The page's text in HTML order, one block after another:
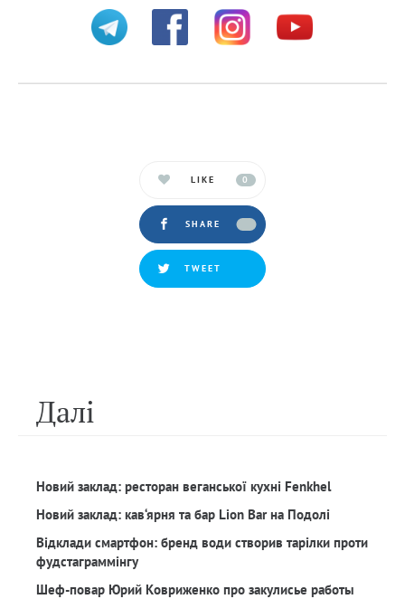
LIKE 0
SHARE
TWEET
Далi
Новий заклад: ресторан веганської кухні Fenkhel
Новий заклад: кав‘ярня та бар Lion Bar на Подолі
Відклади смартфон: бренд води створив тарілки проти
фудстаграммінгу
Шеф-повар Юрий Ковриженко про закулисье работы